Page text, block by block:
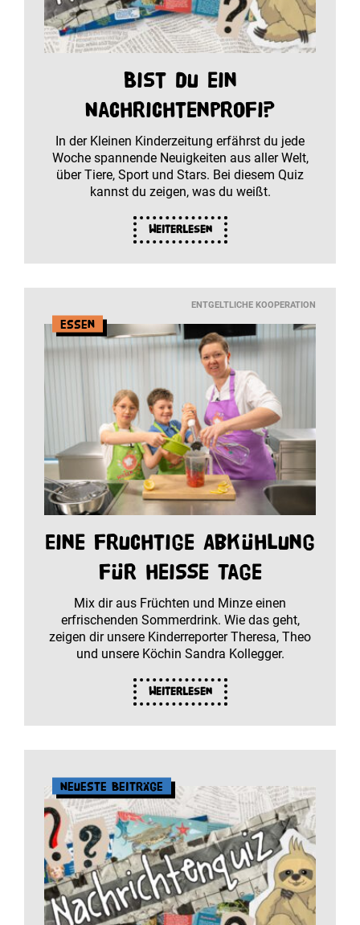
Bist du ein
Nachrichtenprofi?
In der Kleinen Kinderzeitung erfährst du jede
Woche spannende Neuigkeiten aus aller Welt,
über Tiere, Sport und Stars. Bei diesem Quiz
kannst du zeigen, was du weißt.
Weiterlesen
ENTGELTLICHE KOOPERATION
Essen
Eine fruchtige Abkühlung
für heiße Tage
Mix dir aus Früchten und Minze einen
erfrischenden Sommerdrink. Wie das geht,
zeigen dir unsere Kinderreporter Theresa, Theo
und unsere Köchin Sandra Kollegger.
Weiterlesen
Neueste Beiträge